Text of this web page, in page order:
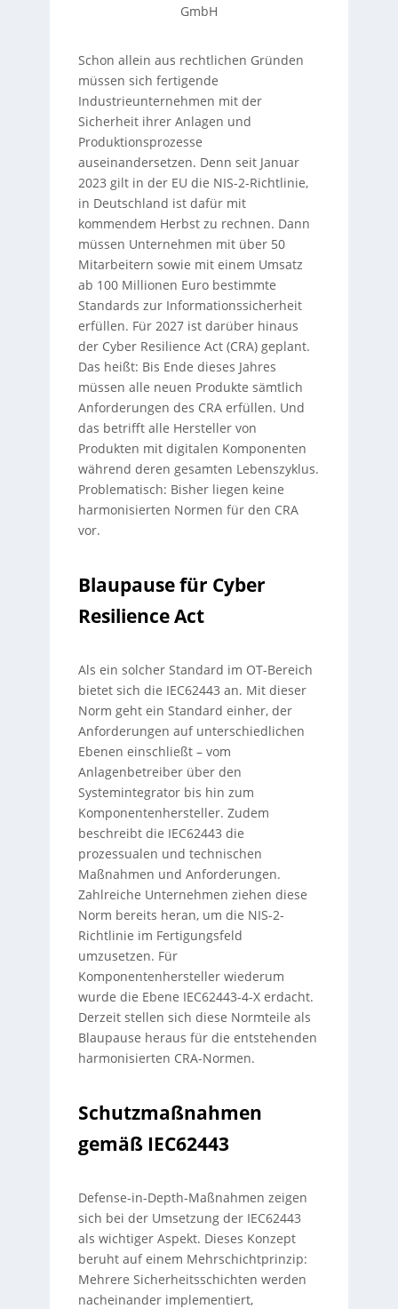
GmbH
Schon allein aus rechtlichen Gründen
müssen sich fertigende
Industrieunternehmen mit der
Sicherheit ihrer Anlagen und
Produktionsprozesse
auseinandersetzen. Denn seit Januar
2023 gilt in der EU die NIS-2-Richtlinie,
in Deutschland ist dafür mit
kommendem Herbst zu rechnen. Dann
müssen Unternehmen mit über 50
Mitarbeitern sowie mit einem Umsatz
ab 100 Millionen Euro bestimmte
Standards zur Informationssicherheit
erfüllen. Für 2027 ist darüber hinaus
der Cyber Resilience Act (CRA) geplant.
Das heißt: Bis Ende dieses Jahres
müssen alle neuen Produkte sämtlich
Anforderungen des CRA erfüllen. Und
das betrifft alle Hersteller von
Produkten mit digitalen Komponenten
während deren gesamten Lebenszyklus.
Problematisch: Bisher liegen keine
harmonisierten Normen für den CRA
vor.
Blaupause für Cyber
Resilience Act
Als ein solcher Standard im OT-Bereich
bietet sich die IEC62443 an. Mit dieser
Norm geht ein Standard einher, der
Anforderungen auf unterschiedlichen
Ebenen einschließt – vom
Anlagenbetreiber über den
Systemintegrator bis hin zum
Komponentenhersteller. Zudem
beschreibt die IEC62443 die
prozessualen und technischen
Maßnahmen und Anforderungen.
Zahlreiche Unternehmen ziehen diese
Norm bereits heran, um die NIS-2-
Richtlinie im Fertigungsfeld
umzusetzen. Für
Komponentenhersteller wiederum
wurde die Ebene IEC62443-4-X erdacht.
Derzeit stellen sich diese Normteile als
Blaupause heraus für die entstehenden
harmonisierten CRA-Normen.
Schutzmaßnahmen
gemäß IEC62443
Defense-in-Depth-Maßnahmen zeigen
sich bei der Umsetzung der IEC62443
als wichtiger Aspekt. Dieses Konzept
beruht auf einem Mehrschichtprinzip:
Mehrere Sicherheitsschichten werden
nacheinander implementiert,